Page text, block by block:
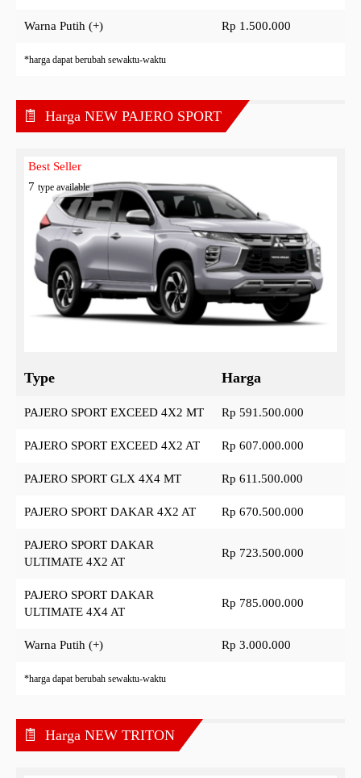
Warna Putih (+) Rp 1.500.000
*harga dapat berubah sewaktu-waktu
Harga NEW PAJERO SPORT
Best Seller
7 type available
Type Harga
PAJERO SPORT EXCEED 4X2 MT Rp 591.500.000
PAJERO SPORT EXCEED 4X2 AT Rp 607.000.000
PAJERO SPORT GLX 4X4 MT Rp 611.500.000
PAJERO SPORT DAKAR 4X2 AT Rp 670.500.000
PAJERO SPORT DAKAR
ULTIMATE 4X2 AT
Rp 723.500.000
PAJERO SPORT DAKAR
ULTIMATE 4X4 AT
Rp 785.000.000
Warna Putih (+) Rp 3.000.000
*harga dapat berubah sewaktu-waktu
Harga NEW TRITON